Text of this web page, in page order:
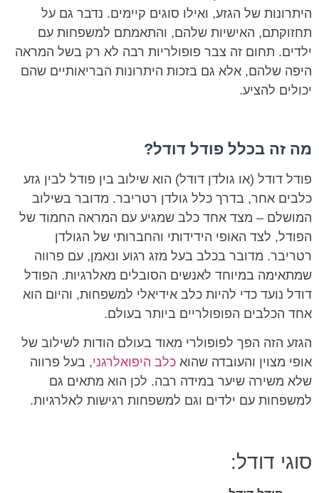
היתרונות של הגזע, ואילו סוגים קיימים. נדבר גם על
תחזוקתם, האישיות שלהם, והתאמתם למשפחות עם
ילדים. תחום זה צבר פופולריות רבה לא רק בשל המראה
היפה שלהם, אלא גם בזכות היתרונות הבריאותיים שהם
יכולים להציע.
מה זה בכלל פודל דודל?
פודל דודל (או גולדן דודל) הוא שילוב בין פודל לבין גזע
כלבים אחר, בדרך כלל גולדן רטריבר. מדובר בשילוב
המושלם – מצד אחד כלב שמגיע עם המראה החמוד של
הפודל, לצד האופי הידידותי והחברותי של הגולדן
רטריבר. מדובר בכלב בעל מזג רגוע ונאמן, עם פרווה
שמתאימה במיוחד לאנשים הסובלים מאלרגיות. הפודל
דודל נועד כדי להיות כלב אידיאלי למשפחות, והיום הוא
אחד הכלבים הפופולריים ביותר בעולם.
הגזע הזה הפך לפופולרי מאוד בעולם הודות לשילוב של
אופי מצוין והעובדה שהוא כלב היפואלרגני, בעל פרווה
שלא משירה שיער במידה רבה. לכן הוא מתאים גם
למשפחות עם ילדים וגם למשפחות רגישות לאלרגיות.
סוגי דודל: